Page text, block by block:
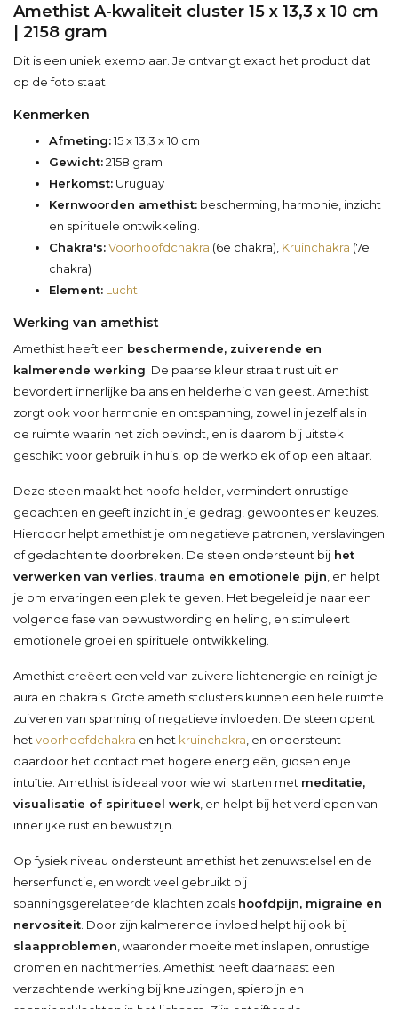
Amethist A-kwaliteit cluster 15 x 13,3 x 10 cm
| 2158 gram
Dit is een uniek exemplaar. Je ontvangt exact het product dat
op de foto staat.
Kenmerken
Afmeting:15 x 13,3 x 10 cm
Gewicht:2158 gram
Herkomst: Uruguay
Kernwoorden amethist: bescherming, harmonie, inzicht
en spirituele ontwikkeling.
Chakra's:Voorhoofdchakra (6e chakra), Kruinchakra (7e
chakra)
Element: Lucht
Werking van amethist
Amethist heeft een beschermende, zuiverende en
kalmerende werking . De paarse kleur straalt rust uit en
bevordert innerlijke balans en helderheid van geest. Amethist
zorgt ook voor harmonie en ontspanning, zowel in jezelf als in
de ruimte waarin het zich bevindt, en is daarom bij uitstek
geschikt voor gebruik in huis, op de werkplek of op een altaar.
Deze steen maakt het hoofd helder, vermindert onrustige
gedachten en geeft inzicht in je gedrag, gewoontes en keuzes.
Hierdoor helpt amethist je om negatieve patronen, verslavingen
of gedachten te doorbreken. De steen ondersteunt bij het
verwerken van verlies, trauma en emotionele pijn , en helpt
je om ervaringen een plek te geven. Het begeleid je naar een
volgende fase van bewustwording en heling, en stimuleert
emotionele groei en spirituele ontwikkeling.
Amethist creëert een veld van zuivere lichtenergie en reinigt je
aura en chakra’s. Grote amethistclusters kunnen een hele ruimte
zuiveren van spanning of negatieve invloeden. De steen opent
het voorhoofdchakra en het kruinchakra , en ondersteunt
daardoor het contact met hogere energieën, gidsen en je
intuïtie. Amethist is ideaal voor wie wil starten met meditatie,
visualisatie of spiritueel werk , en helpt bij het verdiepen van
innerlijke rust en bewustzijn.
Op fysiek niveau ondersteunt amethist het zenuwstelsel en de
hersenfunctie, en wordt veel gebruikt bij
spanningsgerelateerde klachten zoals hoofdpijn, migraine en
nervositeit . Door zijn kalmerende invloed helpt hij ook bij
slaapproblemen , waaronder moeite met inslapen, onrustige
dromen en nachtmerries. Amethist heeft daarnaast een
verzachtende werking bij kneuzingen, spierpijn en